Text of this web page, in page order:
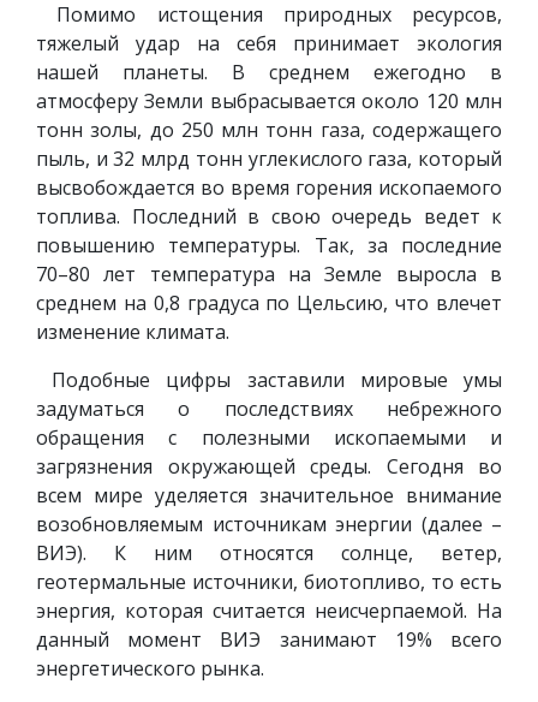
Помимо истощения природных ресурсов,
тяжелый удар на себя принимает экология
нашей планеты. В среднем ежегодно в
атмосферу Земли выбрасывается около 120 млн
тонн золы, до 250 млн тонн газа, содержащего
пыль, и 32 млрд тонн углекислого газа, который
высвобождается во время горения ископаемого
топлива. Последний в свою очередь ведет к
повышению температуры. Так, за последние
70–80 лет температура на Земле выросла в
среднем на 0,8 градуса по Цельсию, что влечет
изменение климата.
Подобные цифры заставили мировые умы
задуматься о последствиях небрежного
обращения с полезными ископаемыми и
загрязнения окружающей среды. Сегодня во
всем мире уделяется значительное внимание
возобновляемым источникам энергии (далее –
ВИЭ). К ним относятся солнце, ветер,
геотермальные источники, биотопливо, то есть
энергия, которая считается неисчерпаемой. На
данный момент ВИЭ занимают 19% всего
энергетического рынка.